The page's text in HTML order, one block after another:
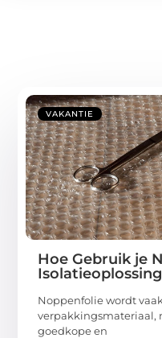
VAKANTIE
Hoe Gebruik je
Noppenfolie wordt
verpakkingsmateriaal,
goedkope en